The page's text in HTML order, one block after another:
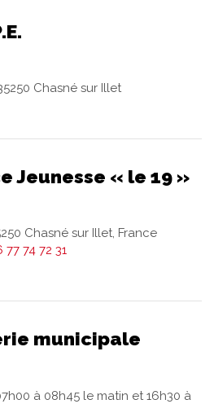
Chasné sur Illet
Jeunesse « le 19 »
Chasné sur Illet, France
74 72 31
municipale
à 08h45 le matin et 16h30 à